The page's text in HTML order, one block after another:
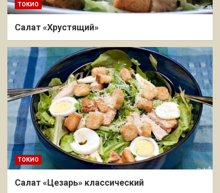
ТОКИО
Салат «Хрустящий»
ТОКИО
Салат «Цезарь» классический